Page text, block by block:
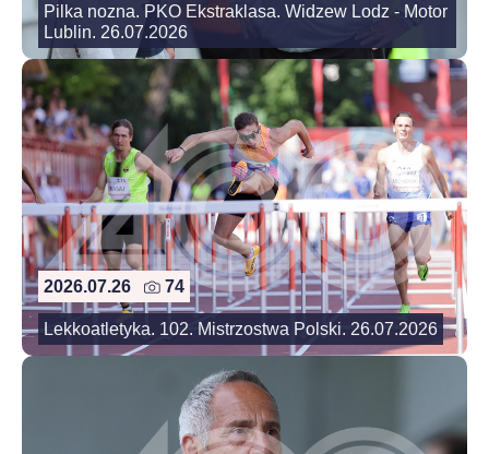
Pilka nozna. PKO Ekstraklasa. Widzew Lodz - Motor
Lublin. 26.07.2026
2026.07.26 74
Lekkoatletyka. 102. Mistrzostwa Polski. 26.07.2026